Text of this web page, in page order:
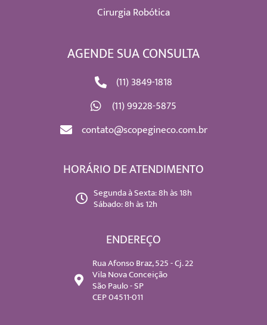
Cirurgia Robótica
AGENDE SUA CONSULTA
(11) 3849-1818
(11) 99228-5875
contato@scopegineco.com.br
HORÁRIO DE ATENDIMENTO
Segunda à Sexta: 8h às 18h
Sábado: 8h às 12h
ENDEREÇO
Rua Afonso Braz, 525 - Cj. 22
Vila Nova Conceição
São Paulo - SP
CEP 04511-011